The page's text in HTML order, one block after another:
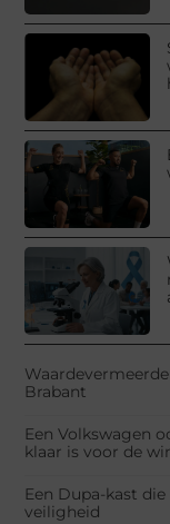
Brabant
Een Volkswagen
klaar is voor de
Een Dupa-kast
veiligheid